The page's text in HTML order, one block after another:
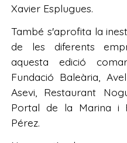
Xavier Esplugues.
També s'aprofita la
de les diferents
aquesta edició
Fundació Baleària,
Asevi, Restaurant
Portal de la Marina i
Pérez.